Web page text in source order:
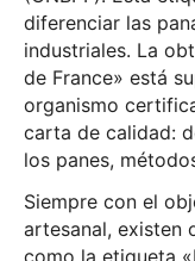
diferenciar las
industriales. La
de France» está
organismo
carta de calidad:
los panes,
Siempre con el
artesanal, existen
como la etiqueta